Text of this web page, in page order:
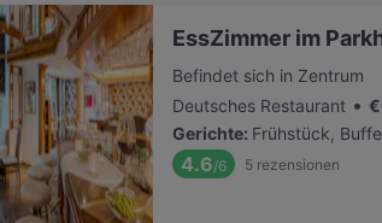
EssZimmer im
Befindet sich in Zentrum
Deutsches Restaurant • €
Gerichte: Frühstück,
4.6/6 5 rezensionen